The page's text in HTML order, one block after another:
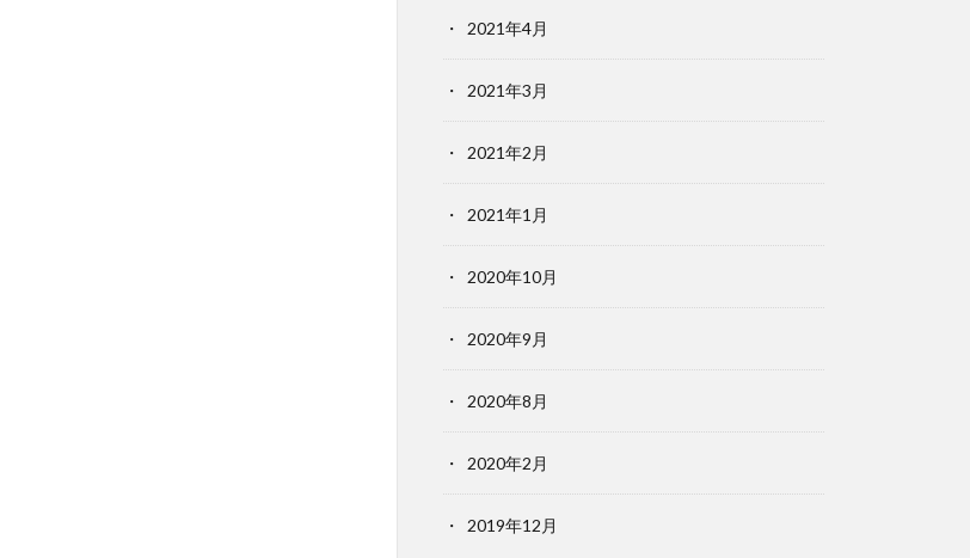
2021年4月
2021年3月
2021年2月
2021年1月
2020年10月
2020年9月
2020年8月
2020年2月
2019年12月